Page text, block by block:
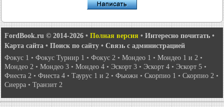
FordBook.ru © 2014-2026 • Полная версия • Интересно почитать •
Карта сайта • Поиск по сайту • Связь с администрацией
Фокус 1 • Фокус Турнир 1 • Фокус 2 • Мондео 1 • Мондео 1 и 2 •
Мондео 2 • Мондео 3 • Мондео 4 • Эскорт 3 • Эскорт 4 • Эскорт 5 •
Фиеста 2 • Фиеста 4 • Таурус 1 и 2 • Фьюжн • Скорпио 1 • Скорпио 2 •
Сиерра • Транзит 2